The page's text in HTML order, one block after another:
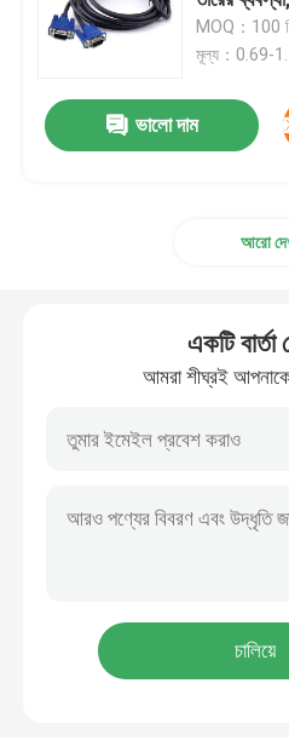
উচ্চ গতির তার
MOQ：100
মূল্য：0.69-
ভালো দাম
আরো
একটি বার্তা
আমরা শীঘ্রই